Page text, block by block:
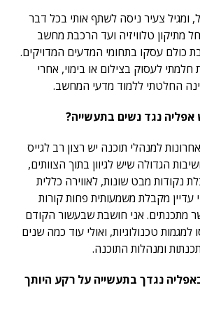
צעיר ניסה לשתף אותי בכל דבר
מתיקון טלוויזיה ועד הרכבת מחשב
כולם עסקו בתחומי המדעים המדויקים.
לעסוק בצילום או בימוי, אחרי
החלטתי ללמוד מדעי המחשב.
נגד נשים בתעשייה?
למנהלי תוכנה יש רצון רב לגייס
הגדולה שיש לגיוון בתוך הצוותים,
נקודות מבט שונות, לאווירה כללית
עדיין מקבלת משמעותית פחות קורות
מתכנתים. אני חושבת שבעשור הקודם
למגמות טכנולוגיות, ואולי עוד כמה שנים
ומנהלות התוכנה.
נגדך בתעשייה על רקע היותך